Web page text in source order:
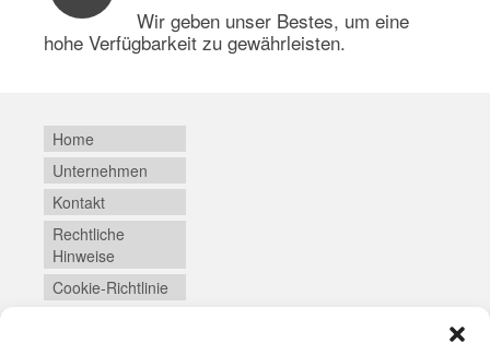
Wir geben unser Bestes, um eine
hohe Verfügbarkeit zu gewährleisten.
Home
Unternehmen
Kontakt
Rechtliche
Hinweise
Cookie-Richtlinie